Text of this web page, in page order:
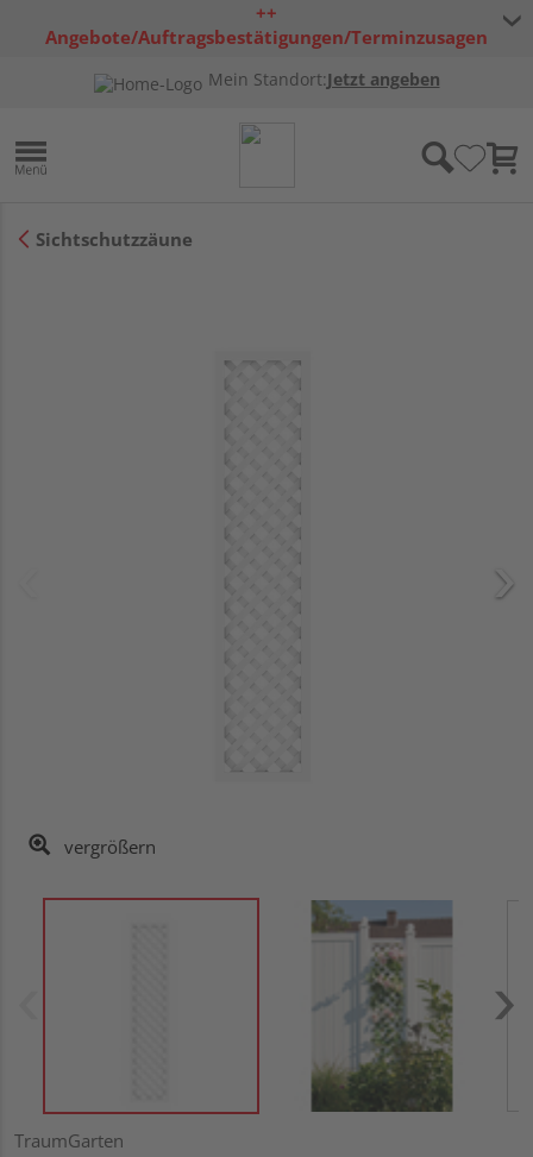
++
Angebote/Auftragsbestätigungen/Terminzusagen
Mein Standort:Jetzt angeben
Sichtschutzzäune
vergrößern
TraumGarten